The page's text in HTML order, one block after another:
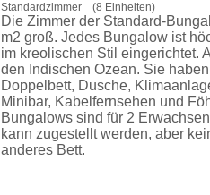
Standardzimmer (8 Einheiten)
Die Zimmer der Standard-
m2 groß. Jedes Bungalow ist
im kreolischen Stil eingerichtet.
den Indischen Ozean. Sie
Doppelbett, Dusche,
Minibar, Kabelfernsehen und
Bungalows sind für 2
kann zugestellt werden, aber
anderes Bett.